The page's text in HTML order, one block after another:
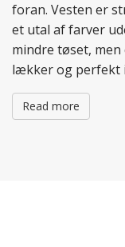
foran. Vesten er
et utal af farver
mindre tøset, men
lækker og perfekt
Read more